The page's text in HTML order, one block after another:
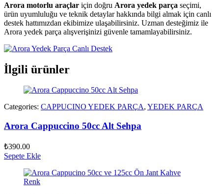
Arora motorlu araçlar için doğru Arora yedek parça seçimi,
ürün uyumluluğu ve teknik detaylar hakkında bilgi almak için canlı
destek hattımızdan ekibimize ulaşabilirsiniz. Uzman desteğimiz ile
Arora yedek parça alışverişinizi güvenle tamamlayabilirsiniz.
İlgili ürünler
Categories: CAPPUCINO YEDEK PARÇA, YEDEK PARÇA
Arora Cappuccino 50cc Alt Sehpa
₺390.00
Sepete Ekle